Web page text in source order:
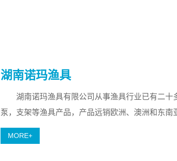
湖南诺玛渔具
湖南诺玛渔具有限公司从事渔具行业已有二
泵，支架等渔具产品，产品远销欧洲、澳洲和东南
MORE+